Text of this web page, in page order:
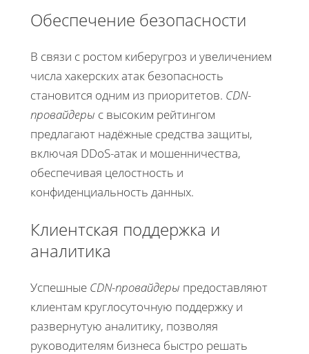
Обеспечение безопасности
В связи с ростом киберугроз и увеличением
числа хакерских атак безопасность
становится одним из приоритетов. CDN-
провайдеры с высоким рейтингом
предлагают надёжные средства защиты,
включая DDoS-атак и мошенничества,
обеспечивая целостность и
конфиденциальность данных.
Клиентская поддержка и
аналитика
Успешные CDN-провайдеры предоставляют
клиентам круглосуточную поддержку и
развернутую аналитику, позволяя
руководителям бизнеса быстро решать